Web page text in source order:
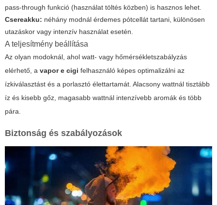
pass-through funkció (használat töltés közben) is hasznos lehet.
Csereakku: néhány modnál érdemes pótcellát tartani, különösen
utazáskor vagy intenzív használat esetén.
A teljesítmény beállítása
Az olyan modoknál, ahol watt- vagy hőmérsékletszabályzás
elérhető, a vapor e cigi felhasználó képes optimalizálni az
ízkiválasztást és a porlasztó élettartamát. Alacsony wattnál tisztább
íz és kisebb gőz, magasabb wattnál intenzívebb aromák és több
pára.
Biztonság és szabályozások